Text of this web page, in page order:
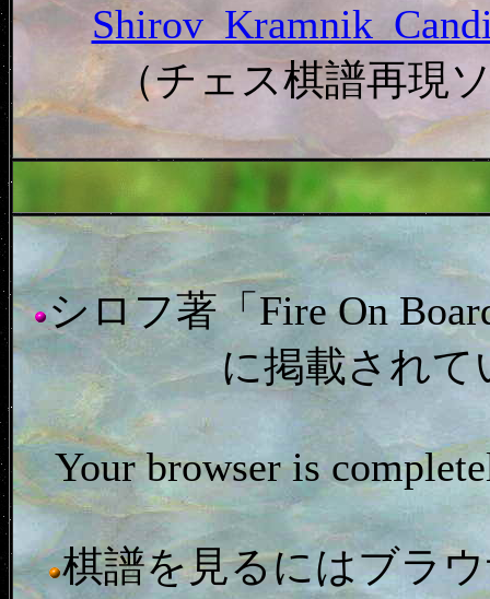
（チェス棋譜再現
シロフ著「Fire On
に掲載されて
Your browser is
棋譜を見るにはブラ